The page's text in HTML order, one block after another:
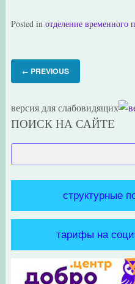
Posted in отделение временного
← PREVIOUS
версия для слабовидящих
ПОИСК НА САЙТЕ
структурные
тарифы на